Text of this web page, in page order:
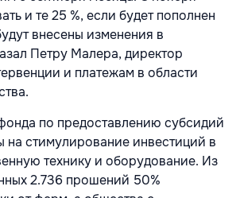
и те 25 %, если будет пополнен
внесены изменения в
Петру Малера, директор
и платежам в области
по предоставлению субсидий
на стимулирование инвестиций в
технику и оборудование. Из
2.736 прошений 50%